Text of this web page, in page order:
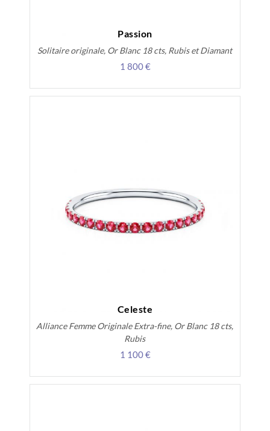
Passion
Solitaire originale, Or Blanc 18 cts, Rubis et Diamant
1 800 €
Celeste
Alliance Femme Originale Extra-fine, Or Blanc 18 cts,
Rubis
1 100 €